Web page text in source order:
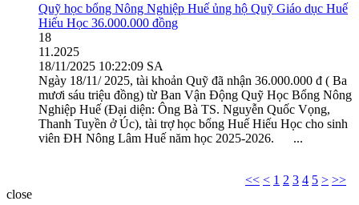
Quỹ học bổng Nông Nghiệp Huế ủng hộ Quỹ Giáo dục Huế
Hiếu Học 36.000.000 đồng
18
11.2025
18/11/2025 10:22:09 SA
Ngày 18/11/ 2025, tài khoản Quỹ đã nhận 36.000.000 đ ( Ba
mươi sáu triệu đồng) từ Ban Vận Động Quỹ Học Bổng Nông
Nghiệp Huế (Đại diện: Ông Bà TS. Nguyễn Quốc Vọng,
Thanh Tuyền ở Úc), tài trợ học bổng Huế Hiếu Học cho sinh
viên ĐH Nông Lâm Huế năm học 2025-2026. ...
<< < 1 2 3 4 5 > >>
close